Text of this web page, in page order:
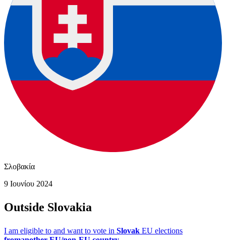
Σλοβακία
9 Ιουνίου 2024
Outside Slovakia
I am eligible to and want to vote in Slovak EU elections